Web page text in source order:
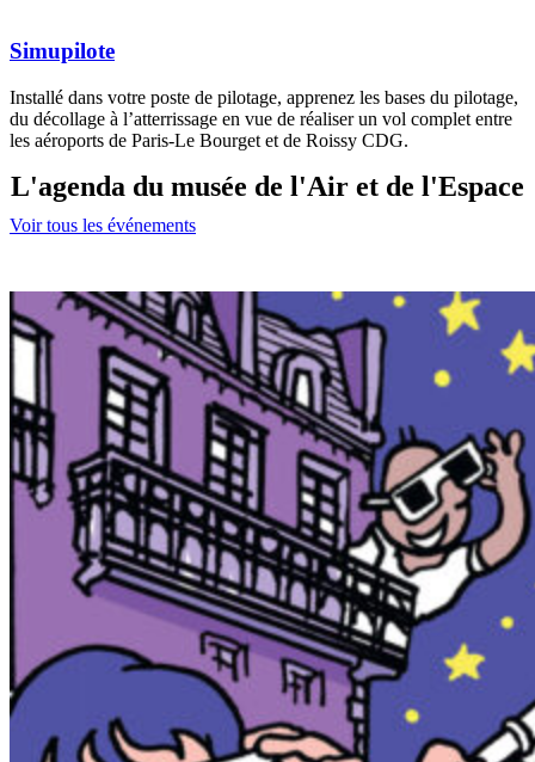
Simupilote
Installé dans votre poste de pilotage, apprenez les bases du pilotage,
du décollage à l’atterrissage en vue de réaliser un vol complet entre
les aéroports de Paris-Le Bourget et de Roissy CDG.
L'agenda du musée de l'Air et de l'Espace
Voir tous les événements